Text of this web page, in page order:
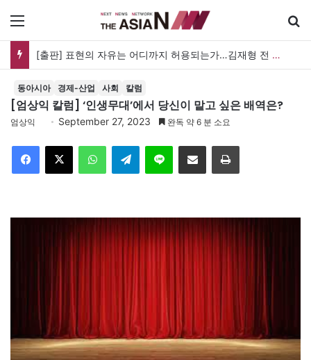
[출판] 표현의 자유는 어디까지 허용되는가…김재형 전 대법관 ‘언론과 인격권’
동아시아 경제-산업 사회 칼럼
[엄상익 칼럼] ‘인생무대’에서 당신이 맡고 싶은 배역은?
엄상익 September 27, 2023 완독 약 6 분 소요
Telegram 이메일